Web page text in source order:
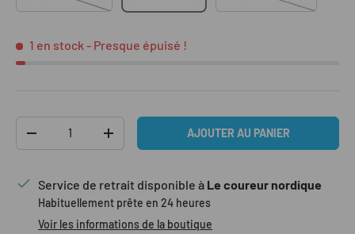
1 en stock - Presque épuisé !
DIMINUER LA QUANTITÉAUGMENTER LA QUANTITÉAJOUTER AU PANIER
Service de retrait disponible à Le coureur nordique
Habituellement prête en 24 heures
Voir les informations de la boutique